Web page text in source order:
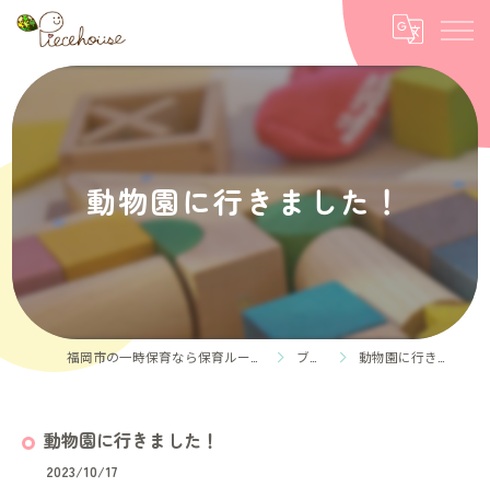
動物園に行きました！
ブログ 動物園に行きました！
動物園に行きました！
2023/10/17